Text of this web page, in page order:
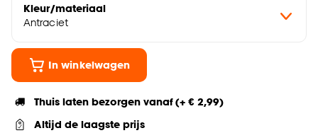
Kleur/materiaal
Antraciet
In winkelwagen
Thuis laten bezorgen vanaf (+ € 2,99)
Altijd de laagste prijs